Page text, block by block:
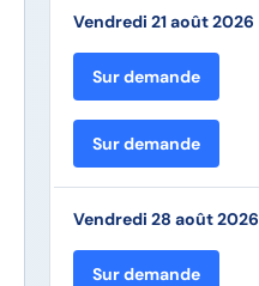
Vendredi 21 août 2026
Sur demande
Sur demande
Vendredi 28 août 2026
Sur demande